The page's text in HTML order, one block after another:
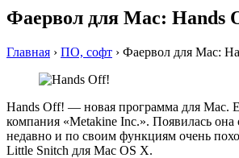
Фаервол для Mac: Hands
Главная › ПО, софт › Фаервол для Mac:
Hands Off! — новая программа для Mac.
компания «Metakine Inc.». Появилась она
недавно и по своим функциям очень
Little Snitch для Mac OS X.